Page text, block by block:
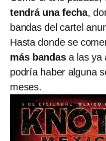
tendrá una fecha,
bandas del cartel
Hasta donde se
más bandasa las ya
podría haber alguna
meses.